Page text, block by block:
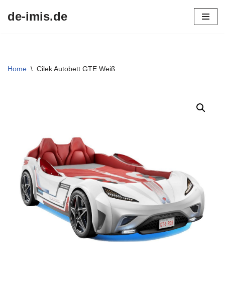
de-imis.de
Home \ Cilek Autobett GTE Weiß